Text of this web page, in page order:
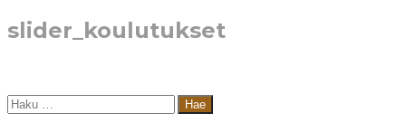
slider_koulutukset
Haku: